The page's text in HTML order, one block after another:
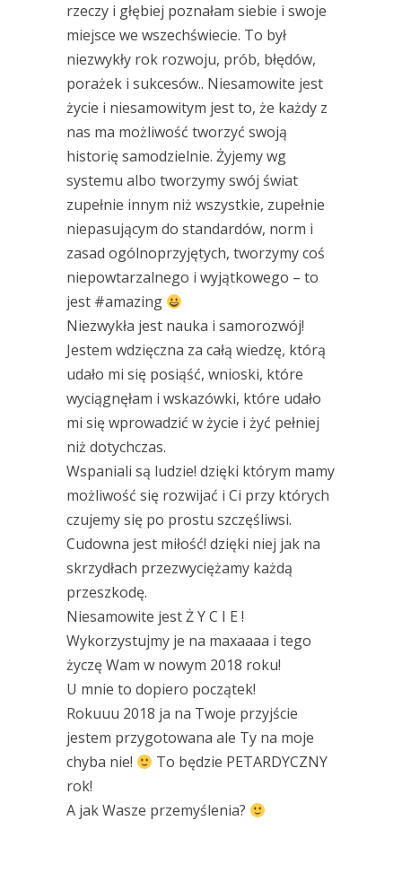
rzeczy i głębiej poznałam siebie i swoje
miejsce we wszechświecie. To był
niezwykły rok rozwoju, prób, błędów,
porażek i sukcesów.. Niesamowite jest
życie i niesamowitym jest to, że każdy z
nas ma możliwość tworzyć swoją
historię samodzielnie. Żyjemy wg
systemu albo tworzymy swój świat
zupełnie innym niż wszystkie, zupełnie
niepasującym do standardów, norm i
zasad ogólnoprzyjętych, tworzymy coś
niepowtarzalnego i wyjątkowego – to
jest #amazing
Niezwykła jest nauka i samorozwój!
Jestem wdzięczna za całą wiedzę, którą
udało mi się posiąść, wnioski, które
wyciągnęłam i wskazówki, które udało
mi się wprowadzić w życie i żyć pełniej
niż dotychczas.
Wspaniali są ludzie! dzięki którym mamy
możliwość się rozwijać i Ci przy których
czujemy się po prostu szczęśliwsi.
Cudowna jest miłość! dzięki niej jak na
skrzydłach przezwyciężamy każdą
przeszkodę.
Niesamowite jest Ż Y C I E !
Wykorzystujmy je na maxaaaa i tego
życzę Wam w nowym 2018 roku!
U mnie to dopiero początek!
Rokuuu 2018 ja na Twoje przyjście
jestem przygotowana ale Ty na moje
chyba nie!
To będzie PETARDYCZNY
rok!
A jak Wasze przemyślenia?